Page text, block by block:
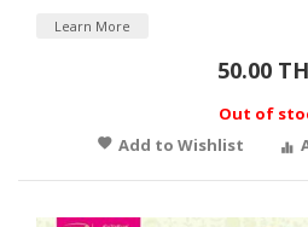
Learn More
50.00
Out of
Add to Wishlist